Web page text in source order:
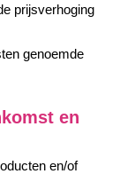
prijsverhoging
genoemde
en
en/of